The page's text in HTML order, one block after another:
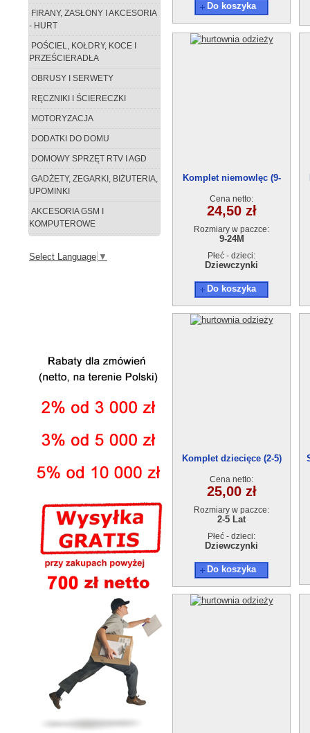
FIRANY, ZASŁONY I AKCESORIA
- HURT
POŚCIEL, KOŁDRY, KOCE I
PRZEŚCIERADŁA
OBRUSY I SERWETY
RĘCZNIKI I ŚCIERECZKI
MOTORYZACJA
DODATKI DO DOMU
DOMOWY SPRZĘT RTV I AGD
GADŻETY, ZEGARKI, BIŻUTERIA,
UPOMINKI
AKCESORIA GSM I
KOMPUTEROWE
Select Language ▼
Do koszyka
Komplet niemowlęc (9-
Cena netto:
24,50 zł
Rozmiary w paczce:
9-24M
Płeć - dzieci:
Dziewczynki
Do koszyka
Komplet dziecięce (2-5)
Cena netto:
25,00 zł
Rozmiary w paczce:
2-5 Lat
Płeć - dzieci:
Dziewczynki
Do koszyka